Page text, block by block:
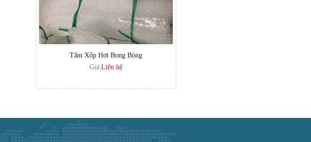
Tấm Xốp Hơi Bong Bóng
Giá:Liên hệ